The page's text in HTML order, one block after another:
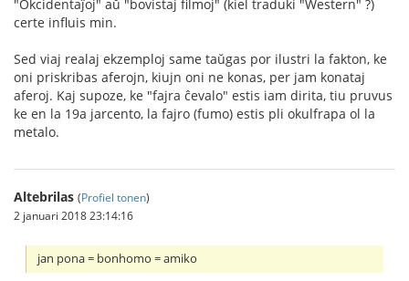
"Okcidentaĵoj" aŭ "bovistaj filmoj" (kiel traduki "Western" ?)
certe influis min.
Sed viaj realaj ekzemploj same taŭgas por ilustri la fakton, ke
oni priskribas aferojn, kiujn oni ne konas, per jam konataj
aferoj. Kaj supoze, ke "fajra ĉevalo" estis iam dirita, tiu pruvus
ke en la 19a jarcento, la fajro (fumo) estis pli okulfrapa ol la
metalo.
Altebrilas (Profiel tonen)
2 januari 2018 23:14:16
jan pona = bonhomo = amiko